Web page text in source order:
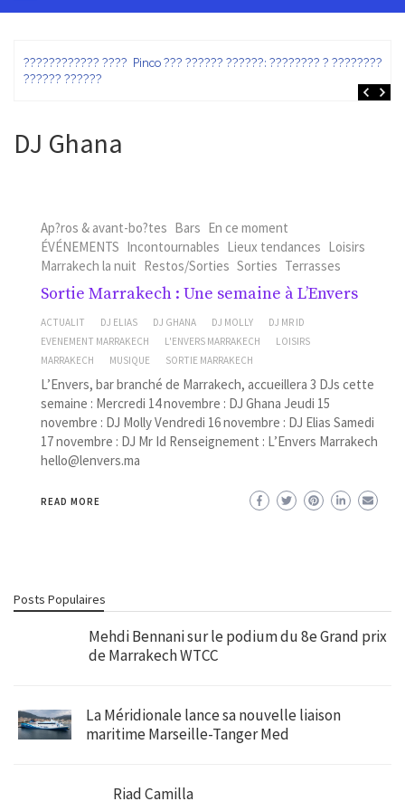
???????????? ???? Pinco ??? ?????? ??????: ???????? ? ???????? ?
?????? ??????
DJ Ghana
Ap?ros & avant-bo?tes Bars En ce moment
ÉVÉNEMENTS Incontournables Lieux tendances Loisirs
Marrakech la nuit Restos/Sorties Sorties Terrasses
Sortie Marrakech : Une semaine à L’Envers
ACTUALIT DJ ELIAS DJ GHANA DJ MOLLY
DJ MR ID
EVENEMENT MARRAKECH
L'ENVERS MARRAKECH
LOISIRS
MARRAKECH
MUSIQUE SORTIE MARRAKECH
L’Envers, bar branché de Marrakech, accueillera 3 DJs cette
semaine : Mercredi 14 novembre : DJ Ghana Jeudi 15
novembre : DJ Molly Vendredi 16 novembre : DJ Elias Samedi
17 novembre : DJ Mr Id Renseignement : L’Envers Marrakech
hello@lenvers.ma
READ MORE
Posts Populaires
Mehdi Bennani sur le podium du 8e Grand prix
de Marrakech WTCC
La Méridionale lance sa nouvelle liaison
maritime Marseille-Tanger Med
Riad Camilla